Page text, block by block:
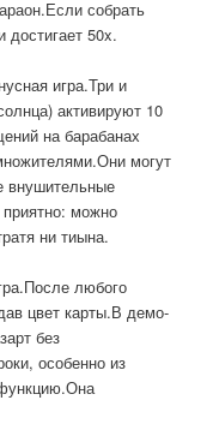
собрать
достигает 50x.
игра.Три и
активируют 10
на барабанах
могут
внушительные
можно
ни тиына.
любого
цвет карты.В демо-
без
особенно из